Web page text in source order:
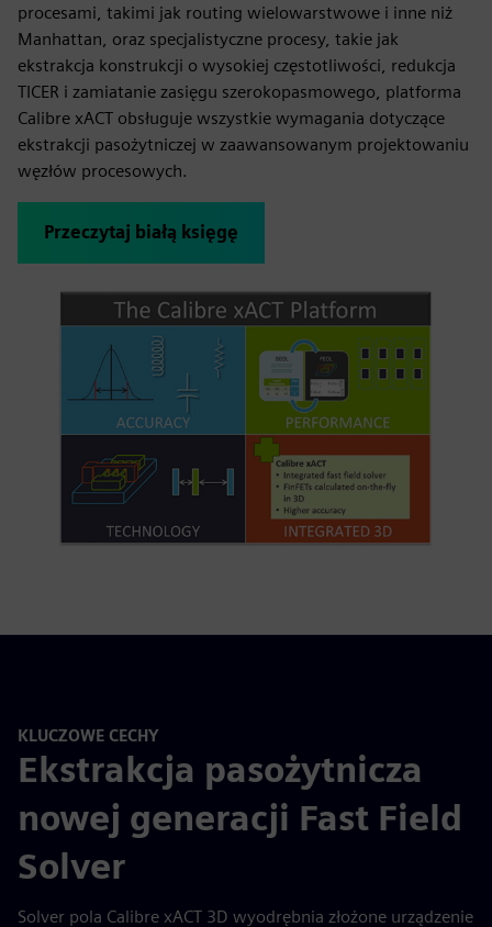
procesami, takimi jak routing wielowarstwowe i inne niż
Manhattan, oraz specjalistyczne procesy, takie jak
ekstrakcja konstrukcji o wysokiej częstotliwości, redukcja
TICER i zamiatanie zasięgu szerokopasmowego, platforma
Calibre xACT obsługuje wszystkie wymagania dotyczące
ekstrakcji pasożytniczej w zaawansowanym projektowaniu
węzłów procesowych.
Przeczytaj białą księgę
KLUCZOWE CECHY
Ekstrakcja pasożytnicza
nowej generacji Fast Field
Solver
Solver pola Calibre xACT 3D wyodrębnia złożone urządzenie